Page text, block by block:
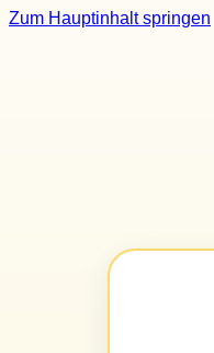
Zum Hauptinhalt springen